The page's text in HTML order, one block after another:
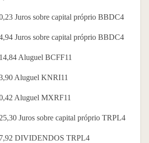
Juros sobre capital próprio BBDC4
Juros sobre capital próprio BBDC4
Aluguel BCFF11
Aluguel KNRI11
Aluguel MXRF11
Juros sobre capital próprio TRPL4
DIVIDENDOS TRPL4